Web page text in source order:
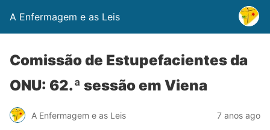
A Enfermagem e as Leis
Comissão de Estupefacientes da
ONU: 62.ª sessão em Viena
A Enfermagem e as Leis 7 anos ago